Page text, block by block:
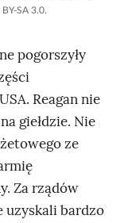
SA 3.0.
pogorszyły
Reagannie
giełdzie. Nie
ze
Za rządów
uzyskali bardzo